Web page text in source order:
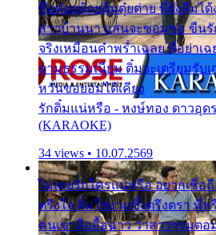
ชื่อต๋อยต้อยตุ้มตุ๋ยต่าย พี่ยังลืมได้
สาวบ้านนา แสนจะซอมซ่อ ขืน
จริงเหมือนคำพร่ำเฉลย พี่อย่าเ
ตามธรรมเนียม ติ๋มจะเตรียมรับ
หวั่นขอยอมได้เคียง
รักติ๋มแน่หรือ - หงษ์ทอง ดาวอุด
(KARAOKE)
34 views • 10.07.2569
ไม่เคยรักใครแน่หรือ อยากเชื่อ
ตรึงใจ ติ๋มใช่งามซึ้งตรึงตรา พี่
คนเขาลืออื้อฉาว ว่าสาวๆรุมต